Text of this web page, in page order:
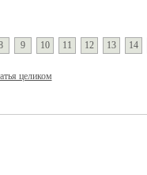
9 10 11 12 13 14
целиком